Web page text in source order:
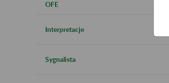
OFE
Interpretacje
Sygnalista